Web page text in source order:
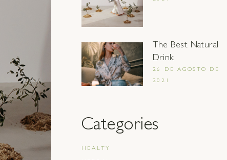
The Best Natural
Drink
26 DE AGOSTO DE
2021
Categories
HEALTY